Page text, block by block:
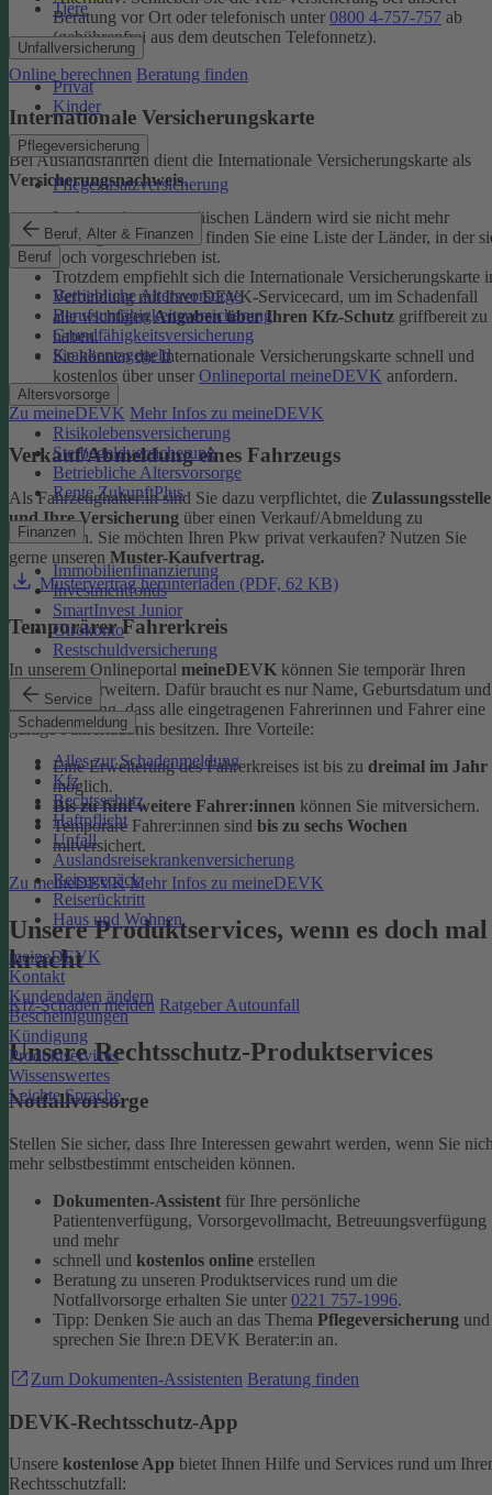
Tiere
Unfallversicherung
Privat
Kinder
Pflegeversicherung
Pflegezusatzversicherung
Beruf, Alter & Finanzen
Beruf
Betriebliche Altersvorsorge
Berufsunfähigkeitsversicherung
Grundfähigkeitsversicherung
Krankentagegeld
Altersvorsorge
Risikolebensversicherung
Sterbegeldversicherung
Betriebliche Altersvorsorge
Rente ZukunftPlus
Finanzen
Immobilienfinanzierung
Investmentfonds
SmartInvest Junior
Girokonto
Restschuldversicherung
Service
Schadenmeldung
Alles zur Schadenmeldung
Kfz
Rechtsschutz
Haftpflicht
Unfall
Auslandsreisekrankenversicherung
Reisegepäck
Reiserücktritt
Haus und Wohnen
meineDEVK
Kontakt
Kundendaten ändern
Bescheinigungen
Kündigung
Produktservices
Wissenswertes
Leichte Sprache
Beratung vor Ort oder telefonisch unter 0800 4-​757-757 ab
(gebührenfrei aus dem deutschen Telefonnetz).
Online berechnen Beratung finden
Internationale Versicherungskarte
Bei Auslandsfahrten dient die Internationale Versicherungskarte als
Versicherungsnachweis.
In den meisten europäischen Ländern wird sie nicht mehr
verlangt. In denFAQ
finden Sie eine Liste der Länder, in der
noch vorgeschrieben ist.
Trotzdem empfiehlt sich die Internationale Versicherungskarte
Verbindung mit Ihrer DEVK-Servicecard, um im Schadenfall
alle wichtigenAngaben über Ihren Kfz-Schutz griffbereit zu
haben.
Sie können die Internationale Versicherungskarte schnell und
kostenlos über unser Onlineportal meineDEVK anfordern.
Zu meineDEVK Mehr Infos zu meineDEVK
Verkauf/Abmeldung eines Fahrzeugs
Als Fahrzeughalter:in sind Sie dazu verpflichtet, die Zulassungsstelle
und Ihre Versicherung über einen Verkauf/Abmeldung zu
informieren. Sie möchten Ihren Pkw privat verkaufen? Nutzen Sie
gerne unseren Muster-Kaufvertrag.
Mustervertrag herunterladen (PDF, 62 KB)
Temporärer Fahrerkreis
In unserem Onlineportal meineDEVK können Sie temporär Ihren
Fahrerkreis erweitern. Dafür braucht es nur Name, Geburtsdatum und
die Bestätigung, dass alle eingetragenen Fahrerinnen und Fahrer eine
gültige Fahrerlaubnis besitzen. Ihre Vorteile:
Eine Erweiterung des Fahrerkreises ist bis zu dreimal im Jahr
möglich.
Bis zu fünf weitere Fahrer:innen können Sie mitversichern.
Temporäre Fahrer:innen sind bis zu sechs Wochen
mitversichert.
Zu meineDEVK Mehr Infos zu meineDEVK
Unsere Produktservices, wenn es doch mal
kracht
Kfz-Schaden melden Ratgeber Autounfall
Unsere Rechtsschutz-Produktservices
Notfallvorsorge
Stellen Sie sicher, dass Ihre Interessen gewahrt werden, wenn Sie
mehr selbstbestimmt entscheiden können.
Dokumenten-Assistent für Ihre persönliche
Patientenverfügung, Vorsorgevollmacht, Betreuungsverfügung
und mehr
schnell und kostenlos online erstellen
Beratung zu unseren Produktservices rund um die
Notfallvorsorge erhalten Sie unter 0221 757-1996.
Tipp: Denken Sie auch an das Thema Pflegeversicherung und
sprechen Sie Ihre:n DEVK Berater:in an.
Zum Dokumenten-Assistenten Beratung finden
DEVK-Rechtsschutz-App
Unsere kostenlose App bietet Ihnen Hilfe und Services rund um
Rechtsschutzfall: